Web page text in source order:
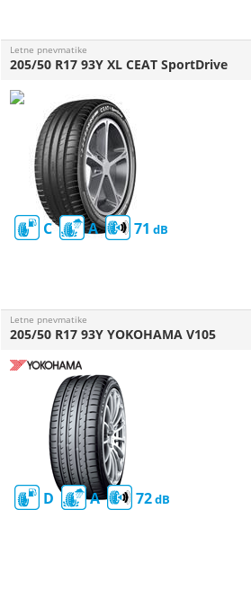
Letne pnevmatike
C A 71
205/50 R17 93Y XL CEAT SportDrive
Letne pnevmatike
D A 72
205/50 R17 93Y YOKOHAMA V105